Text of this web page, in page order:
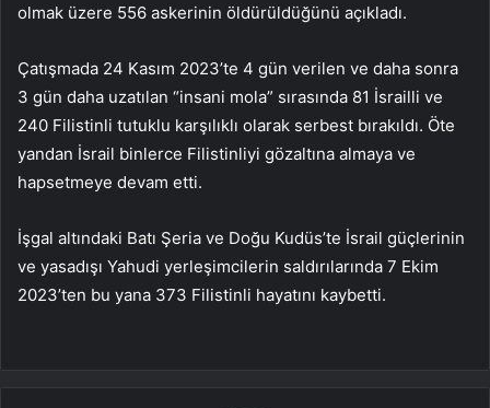
olmak üzere 556 askerinin öldürüldüğünü açıkladı.
Çatışmada 24 Kasım 2023’te 4 gün verilen ve daha sonra
3 gün daha uzatılan “insani mola” sırasında 81 İsrailli ve
240 Filistinli tutuklu karşılıklı olarak serbest bırakıldı. Öte
yandan İsrail binlerce Filistinliyi gözaltına almaya ve
hapsetmeye devam etti.
İşgal altındaki Batı Şeria ve Doğu Kudüs’te İsrail güçlerinin
ve yasadışı Yahudi yerleşimcilerin saldırılarında 7 Ekim
2023’ten bu yana 373 Filistinli hayatını kaybetti.